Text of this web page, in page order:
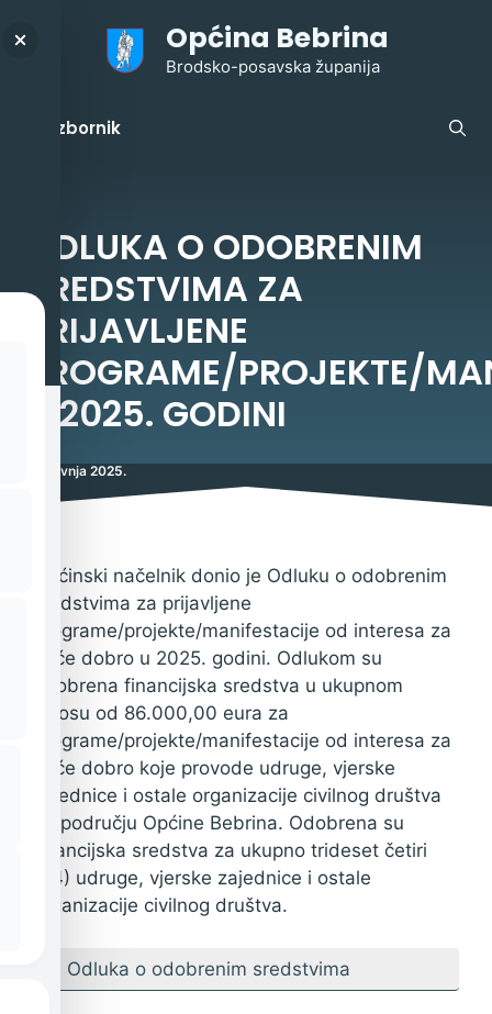
na
Općina Bebrina
Brodsko-posavska županija
Izbornik
ODLUKA O ODOBRENIM
SREDSTVIMA ZA
PRIJAVLJENE
PROGRAME/PROJEKTE/
U 2025. GODINI
8. travnja 2025.
Općinski načelnik donio je Odluku o odobrenim
sredstvima za prijavljene
programe/projekte/manifestacije od interesa za
opće dobro u 2025. godini. Odlukom su
odobrena financijska sredstva u ukupnom
iznosu od 86.000,00 eura za
programe/projekte/manifestacije od interesa za
opće dobro koje provode udruge, vjerske
zajednice i ostale organizacije civilnog društva
na području Općine Bebrina. Odobrena su
financijska sredstva za ukupno trideset četiri
(34) udruge, vjerske zajednice i ostale
organizacije civilnog društva.
Odluka o odobrenim sredstvima